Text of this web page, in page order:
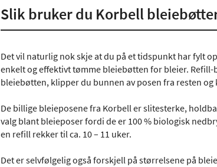
Slik bruker du Korbell
Det vil naturlig nok skje at du på et tidspunkt har fylt
enkelt og effektivt tømme bleiebøtten for bleier.
bleiebøtten, klipper du bunnen av posen fra resten
De billige bleieposene fra Korbell er slitesterke,
valg blant bleieposer fordi de er 100 % biologisk
en refill rekker til ca. 10 – 11 uker.
Det er selvfølgelig også forskjell på størrelsene på